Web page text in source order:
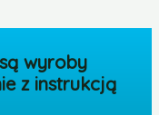
wyroby
z instrukcją